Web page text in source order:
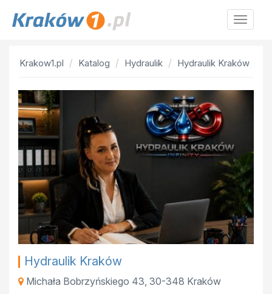
Krakow1.pl Katalog Hydraulik Hydraulik Kraków
Hydraulik Kraków
Michała Bobrzyńskiego 43, 30-348 Kraków